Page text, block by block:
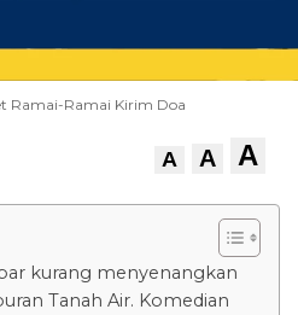
Ramai-Ramai Kirim Doa
A A A
kurang menyenangkan
Tanah Air. Komedian